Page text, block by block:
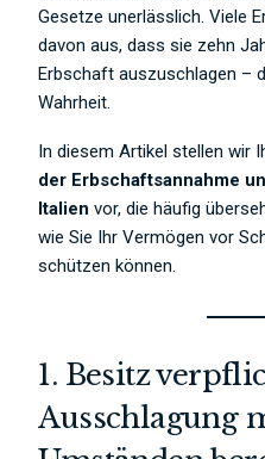
Gesetze unerlässlich. Viele
davon aus, dass sie zehn
Erbschaft auszuschlagen –
Wahrheit.
In diesem Artikel stellen wir
der Erbschaftsannahme
Italien vor, die häufig
wie Sie Ihr Vermögen vor
schützen können.
1. Besitz
Ausschlagung